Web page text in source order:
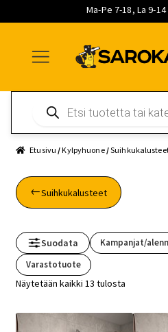
Ma-Pe 7-18, La 9-
navigointiin
sisältöön
pääsisältöön
search
Etusivu /Kylpyhuone/
Suihkukalusteet
Suodata
Varastotuote
Näytetään kaikki 13 tulosta